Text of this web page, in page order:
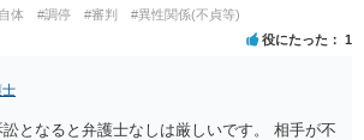
体 #調停 #審判 #異性関係(不貞等)
役にたった 1
士
となると弁護士なしは厳しいです。 相手が不